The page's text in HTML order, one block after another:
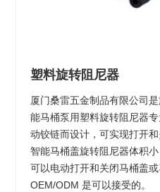
塑料旋转阻尼器
厦门桑雷五金制品有限公司
能马桶泵用塑料旋转阻尼器
动铰链而设计，可实现打开
智能马桶盖旋转阻尼器体积
可以电动打开和关闭马桶盖
OEM/ODM 是可以接受的。